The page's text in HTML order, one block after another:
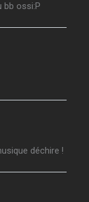
bb ossi:P
déchire !